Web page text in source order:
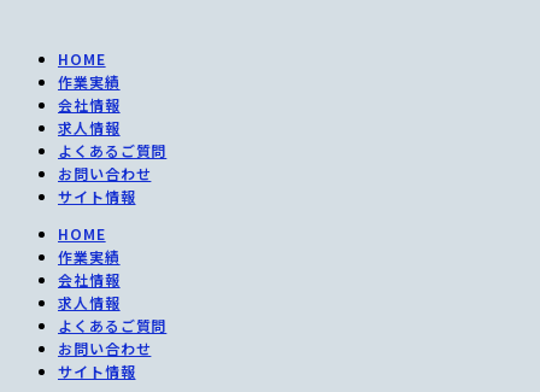
HOME
作業実績
会社情報
求人情報
よくあるご質問
お問い合わせ
サイト情報
HOME
作業実績
会社情報
求人情報
よくあるご質問
お問い合わせ
サイト情報